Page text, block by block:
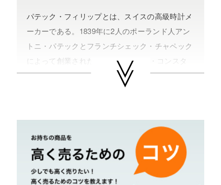
パテック・フィリップとは、スイスの高級時計メ
ーカーである。1839年に2人のポーランド人アン
トニ・パテックとフランチシェック・チャペック
によって創業された。 ヴァシュロン・コンスタ
ンタン、オーデマ・ピゲとともに世界三大高級時
計メーカーの一つとして数えられることが多い。
ション、アクアノートなどがある。
やまご質店 パテック・フィリップの買取可能エ
リア
茨城県 県央地区（水戸市・ひたちなか市・茨城